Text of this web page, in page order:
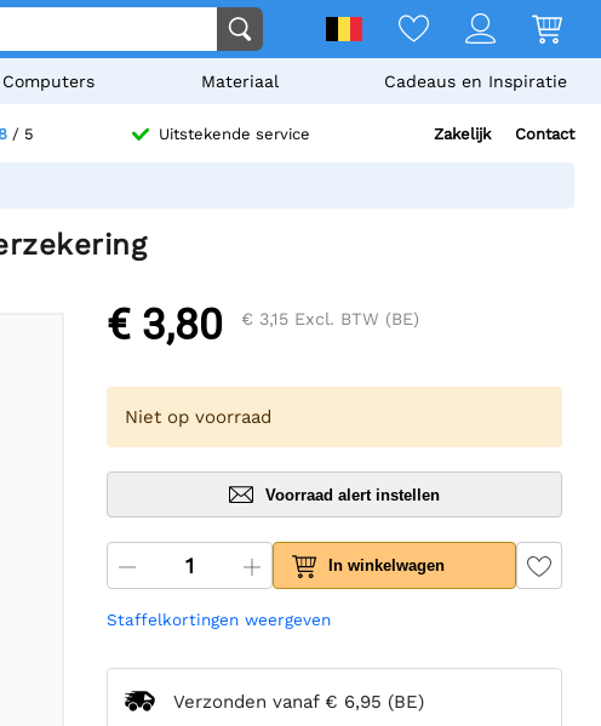
Computers Materiaal Cadeaus en Inspiratie
/ 5 Uitstekende service Zakelijk Contact
€ 3,80 € 3,15 Excl. BTW (BE)
Niet op voorraad
Voorraad alert instellen
In winkelwagen
Staffelkortingen weergeven
Verzonden vanaf € 6,95 (BE)